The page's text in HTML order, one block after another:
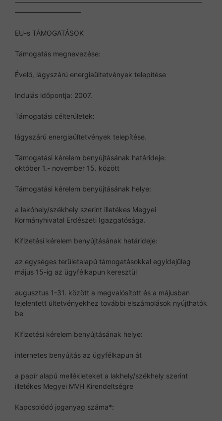
—————————–
EU-s TÁMOGATÁSOK
Támogatás megnevezése:
Évelő, lágyszárú energiaültetvények telepítése
Indulás időpontja: 2007.
Támogatási célterületek:
lágyszárú energiaültetvények telepítése.
Támogatási kérelem benyújtásának határideje:
október 1.- november 15. között
Támogatási kérelem benyújtásának helye:
a lakóhely/székhely szerint illetékes Megyei
Kormányhivatal Erdészeti Igazgatósága.
Kifizetési kérelem benyújtásának határideje:
az egységes területalapú támogatásokkal egyidejűleg
május 15-ig az ügyfélkapun keresztül
augusztus 1-31. között a megvalósított és a májusban
lejelentett ültetvényekhez további elszámolások nyújthatók
be
Kifizetési kérelem benyújtásának helye:
internetes benyújtás az ügyfélkapun át
a papír alapú mellékleteket a lakhely/székhely szerint
illetékes Megyei MVH Kirendeltségre
Kapcsolódó joganyag száma*: